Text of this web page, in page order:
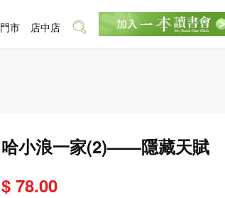
哈小浪一家(2)——隱藏天賦
$ 78.00
門市 店中店